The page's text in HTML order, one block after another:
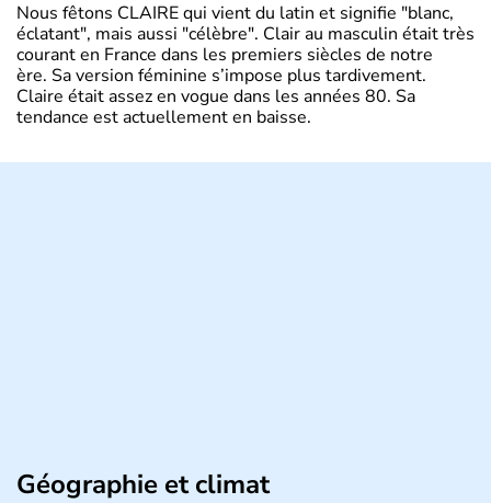
Nous fêtons CLAIRE qui vient du latin et signifie "blanc,
éclatant", mais aussi "célèbre". Clair au masculin était très
courant en France dans les premiers siècles de notre
ère. Sa version féminine s’impose plus tardivement.
Claire était assez en vogue dans les années 80. Sa
tendance est actuellement en baisse.
Géographie et climat